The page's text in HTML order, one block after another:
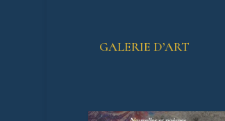
GALERIE D’ART